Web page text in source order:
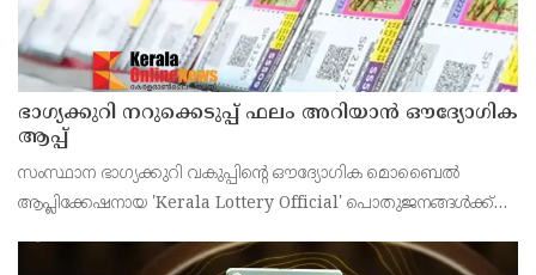
ഭാഗ്യക്കുറി നറുക്കെടുപ്പ് ഫലം അറിയാൻ ഔദ്യോഗിക
ആപ്പ്
സംസ്ഥാന ഭാഗ്യക്കുറി വകുപ്പിന്റെ ഔദ്യോഗിക മൊബൈൽ
ആപ്ലിക്കേഷനായ 'Kerala Lottery Official' പൊതുജനങ്ങൾക്ക്
അഞ്ജു കെ എസ് അറിയിച്ചു.